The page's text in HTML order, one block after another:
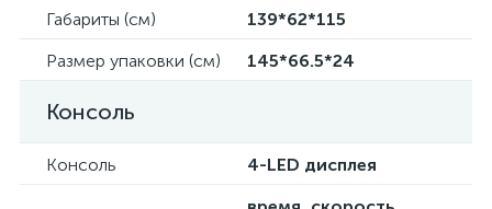
Габариты (см)
139*62*115
Размер упаковки (см)
145*66.5*24
Консоль
Консоль 4-LED дисплея